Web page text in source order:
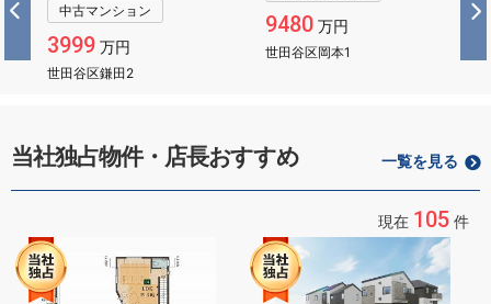
中古マンション
3999万円
世田谷区鎌田2
9480万円
世田谷区岡本1
当社独占物件・店長おすすめ 一覧を見る
現在 105 件